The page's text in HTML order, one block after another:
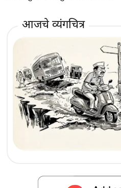
आजचे व्यंगचित्र